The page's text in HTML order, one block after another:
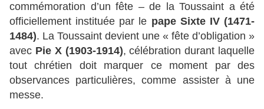
commémoration d’un fête – de la Toussaint a été
officiellement instituée par le pape Sixte IV (1471-
1484). La Toussaint devient une « fête d’obligation »
avec Pie X (1903-1914), célébration durant laquelle
tout chrétien doit marquer ce moment par des
observances particulières, comme assister à une
messe.